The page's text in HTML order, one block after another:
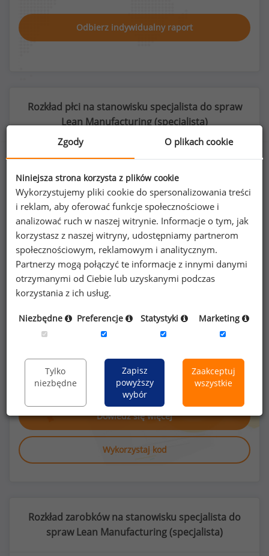
Odbierz indywidualny raport
Rozkład płci na stanowisku specjalista do spraw
Lean Manufacturing (specjalista)
48%
Kobiety
59
52%
Mężczyźni
65
wynagrodzeniach
specjalistów do spraw Lean
Manufacturing
lub na innych stanowiskach?
Dowiedz się więcej
Wykorzystaj kod
Rozkład zarobków na stanowisku specjalista do
spraw Lean Manufacturing (specjalista)
Zgody O plikach cookie
Niniejsza strona korzysta z plików cookie
Wykorzystujemy pliki cookie do spersonalizowania treści
i reklam, aby oferować funkcje społecznościowe i
analizować ruch w naszej witrynie. Informacje o tym, jak
korzystasz z naszej witryny, udostępniamy partnerom
społecznościowym, reklamowym i analitycznym.
Partnerzy mogą połączyć te informacje z innymi danymi
otrzymanymi od Ciebie lub uzyskanymi podczas
korzystania z ich usług.
Niezbędne Preferencje Statystyki Marketing
Tylko
niezbędne
Zapisz
powyższy
wybór
Zaakceptuj
wszystkie